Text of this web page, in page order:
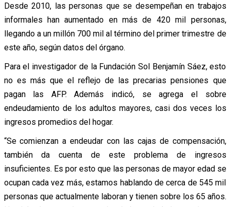
Desde 2010, las personas que se desempeñan en trabajos
informales han aumentado en más de 420 mil personas,
llegando a un millón 700 mil al término del primer trimestre de
este año, según datos del órgano.
Para el investigador de la Fundación Sol Benjamín Sáez, esto
no es más que el reflejo de las precarias pensiones que
pagan las AFP. Además indicó, se agrega el sobre
endeudamiento de los adultos mayores, casi dos veces los
ingresos promedios del hogar.
“Se comienzan a endeudar con las cajas de compensación,
también da cuenta de este problema de ingresos
insuficientes. Es por esto que las personas de mayor edad se
ocupan cada vez más, estamos hablando de cerca de 545 mil
personas que actualmente laboran y tienen sobre los 65 años.